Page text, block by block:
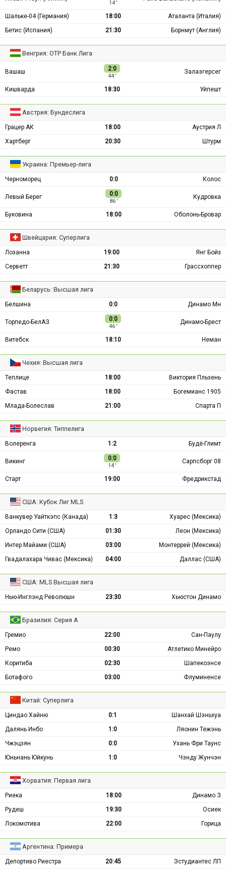
14 ′
Шальке-04 (Германия) 18:00
Аталанта (Италия)
Бетис (Испания)
21:30 Борнмут (Англия)
Венгрия: ОТР Банк Лига
Вашаш 2:0
44 ′
Залаэгерсег
Кишварда 18:30 Уйпешт
Австрия: Бундеслига
Грацер АК 18:00
Аустрия Л
Хартберг
20:30 Штурм
Украина: Премьер-лига
Черноморец 0:0 Колос
Левый Берег 0:0
86 ′
Кудровка
Буковина 18:00 Оболонь-Бровар
Швейцария: Суперлига
Лозанна 19:00
Янг Бойз
Серветт
21:30 Грассхоппер
Беларусь: Высшая лига
Белшина 0:0 Динамо Мн
Торпедо-БелАЗ 0:0
46 ′
Динамо-Брест
Витебск 18:10 Неман
Чехия: Высшая лига
Теплице 18:00
Виктория Пльзень
Фастав
18:00
Богемианс 1905
Млада-Болеслав
21:00 Спарта П
Норвегия: Типпелига
Волеренга 1:2 Будё-Глимт
Викинг 0:0
14 ′
Сарпсборг 08
Старт 19:00 Фредрикстад
США: Кубок Лиг MLS
Ванкувер Уайткэпс (Канада) 1:3
Хуарес (Мексика)
Орландо Сити (США)
01:30
Леон (Мексика)
Интер Майами (США)
03:00
Монтеррей (Мексика)
Гвадалахара Чивас (Мексика)
04:00 Даллас (США)
США: MLS Высшая лига
Нью-Инглэнд Революшн 23:30 Хьюстон Динамо
Бразилия: Серия А
Гремио 22:00
Сан-Паулу
Ремо
00:30
Атлетико Минейро
Коритиба
02:30
Шапекоэнсе
Ботафого
03:00 Флуминенсе
Китай: Суперлига
Циндао Хайню 0:1
Шанхай Шэньхуа
Далянь Инбо
1:0
Ляонин Тежэнь
Чжэцзян
0:0
Ухань Фри Таунс
Юньнань Юйкунь
1:0 Чэнду Жунчэн
Хорватия: Первая лига
Риека 18:00
Динамо З
Рудеш
19:30
Осиек
Локомотива
22:00 Горица
Аргентина: Примера
Депортиво Риестра 20:45
Эстудиантес ЛП